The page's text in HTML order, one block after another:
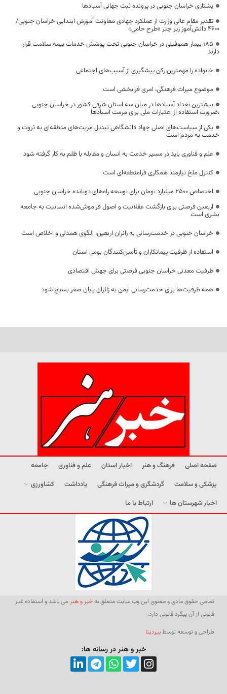
یشتازی خراسان جنوبی در پرونده ثبت جهانی آسبادها
تقدیر مقام عالی وزارت از عملکرد جهادی معاونت آموزش ابتدایی خراسان جنوبی/
۴۶۰۰ دانش‌آموز زیر چتر «طرح حامی»
۱۸۵ بیمار هموفیلی در خراسان جنوبی تحت پوشش خدمات بیمه سلامت قرار
دارند
خانواده را مهمترین رکن پیشگیری از آسیب‌های اجتماعی
موضوع میراث فرهنگی، امری فرابخشی است
بیشترین تعداد آسبادها در میان سه استان شرقی کشور در خراسان جنوبی
،ضرورت استفاده از اعتبارات ملی برای مرمت آسبادها
یکی از سیاست‌های اصلی جهاد دانشگاهی تبدیل مزیت‌های منطقه‌ای به ثروت و
خدمت به مردم است
علم و فناوری باید در مسیر خدمت به انسان و مقابله با ظلم به کار گرفته شود
کنترل ملخ نیازمند همکاری فرامنطقه‌ای است
اختصاص 2500 میلیارد تومان برای توسعه راه‌های دوبانده خراسان جنوبی
اربعین فرصتی برای بازگشت عقلانیت و اصول فراموش‌شده انسانیت به جامعه
بشری است
خراسان جنوبی در خدمت‌رسانی به زائران اربعین، الگوی همدلی و اخلاص است
استفاده از ظرفیت پیمانکاران و تأمین‌کنندگان بومی استان
ظرفیت معدنی خراسان جنوبی فرصتی برای جهش اقتصادی
همه ظرفیت‌ها برای خدمت‌رسانی ایمن به زائران پایان صفر بسیج شود
صفحه اصلی فرهنگ و هنر اخبار استان علم و فناوری
جامعه
پزشکی و سلامت
گردشگری و میراث فرهنگی یادداشت
کشاورزی
اخبار شهرستان ها
ارتباط با ما
تمامی حقوق مادی و معنوی این وب سایت متعلق بهخبر و هنر می باشد و استفاده غیر
قانونی از آن پیگرد قانونی دارد.
طراحی و توسعه توسطبیردیتا
خبر و هنر در رسانه ها: